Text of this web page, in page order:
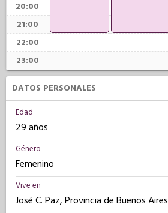
20:00
21:00
22:00
23:00
DATOS PERSONALES
Edad
29 años
Género
Femenino
Vive en
José C. Paz, Provincia de Buenos Aires